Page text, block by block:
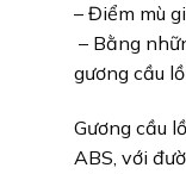
– Điểm mù
– Bằng
gương cầu
Gương cầu
ABS, với